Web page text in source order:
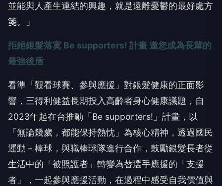
並能與人產生連結的興趣，就是遠離憂鬱的最好處方
箋。」
拒絕銀髮落寞 Be supporters! 計畫 邀您成為長輩的
最強後盾
看準「觀看球賽、參與應援」對銀髮健康的正面影
響，三得利健益長期投入高齡者身心健康議題，自
2023年起在台推動「Be supporters!」計畫，以
「無論幾歲，都能保持熱忱」為核心精神，透過國民
運動－棒球，與職棒球隊進行合作，鼓勵銀髮長者從
生活中的「被照護者」轉變為替選手應援的「支援
者」，一起參與應援活動，在過程中感受自我價值與